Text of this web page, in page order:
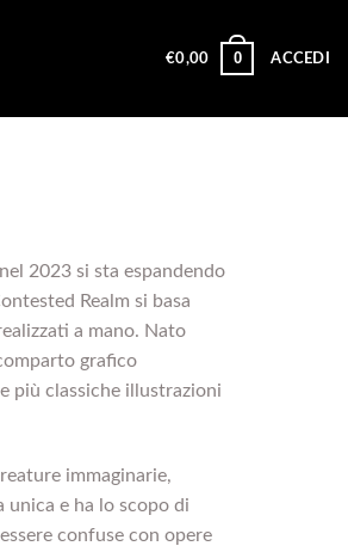
€0,00 0 ACCEDI
2023 si sta espandendo
Realm si basa
a mano. Nato
grafico
più classiche illustrazioni
immaginarie,
unica e ha lo scopo di
confuse con opere